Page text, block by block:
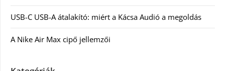
USB-C USB-A átalakító: miért a Kácsa Audió a megoldás
A Nike Air Max cipő jellemzői